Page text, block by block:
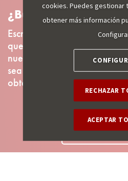
¿Busca más
Escríbanos un email
que deben incluirse y
nuestros sistemas.
sea su sugerencia, más
obtención de la información.
cookies. Puedes gestionar
obtener más información
RECHAZAR
ACEPTAR